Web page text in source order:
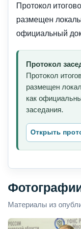
Протокол
размещен
официальный
Протокол
Протокол
размещен
как
заседания.
Открыть
Материалы из